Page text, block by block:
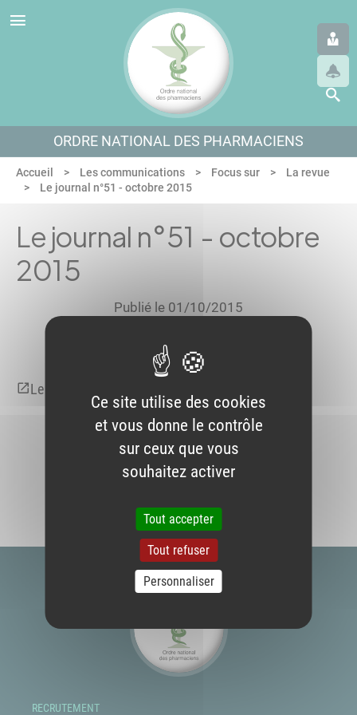
Aller au menu
Aller au contenu
Aller en bas de page
ORDRE NATIONAL DES PHARMACIENS
Accueil Les communications Focus sur
La revue
Le journal n°51 - octobre 2015
Le journal n°51 - octobre
2015
Publié le 01/10/2015
Envoyer par e-mail
Partager sur
Partager sur
Partager sur
Le journal n°51
RECRUTEMENT
Panneau de gestion des cookies
Ce site utilise des cookies
et vous donne le contrôle
sur ceux que vous
souhaitez activer
Tout accepter
Tout refuser
Personnaliser